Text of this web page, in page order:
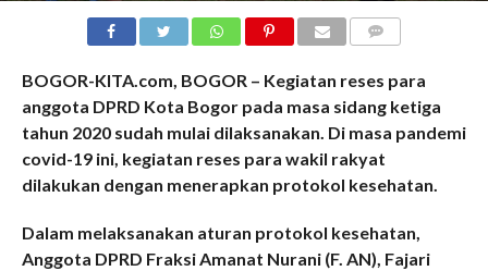
BOGOR-KITA.com, BOGOR – Kegiatan reses para
anggota DPRD Kota Bogor pada masa sidang ketiga
tahun 2020 sudah mulai dilaksanakan. Di masa pandemi
covid-19 ini, kegiatan reses para wakil rakyat
dilakukan dengan menerapkan protokol kesehatan.
Dalam melaksanakan aturan protokol kesehatan,
Anggota DPRD Fraksi Amanat Nurani (F. AN), Fajari